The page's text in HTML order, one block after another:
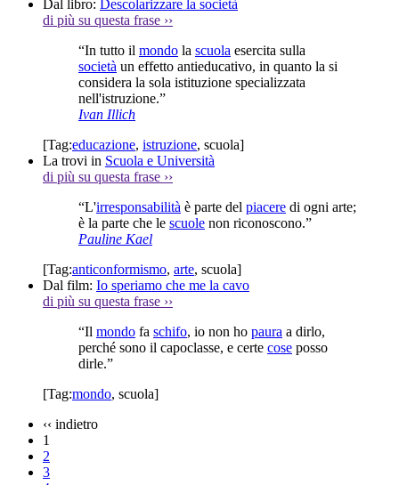
Dal libro:
Descolarizzare la società
di più su questa frase ››
“In tutto il mondo la scuola esercita sulla
società un effetto antieducativo, in quanto la si
considera la sola istituzione specializzata
nell'istruzione.”
Ivan Illich
[Tag:educazione, istruzione, scuola]
La trovi in Scuola e Università
di più su questa frase ››
“L'irresponsabilità è parte del piacere di ogni arte;
è la parte che le scuole non riconoscono.”
Pauline Kael
[Tag:anticonformismo, arte, scuola]
Dal film: Io speriamo che me la cavo
di più su questa frase ››
“Il mondo fa schifo, io non ho paura a dirlo,
perché sono il capoclasse, e certe cose posso
dirle.”
[Tag:mondo, scuola]
‹‹ indietro
1
2
3